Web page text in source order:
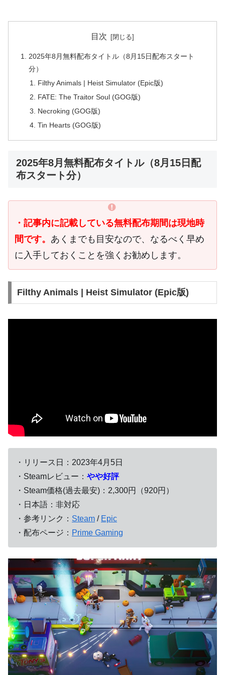
目次
2025年8月無料配布タイトル（8月15日配布スタート
分）
Filthy Animals | Heist Simulator (Epic版)
FATE: The Traitor Soul (GOG版)
Necroking (GOG版)
Tin Hearts (GOG版)
2025年8月無料配布タイトル（8月15日配
布スタート分）
・記事内に記載している無料配布期間は現地時
間です。 あくまでも目安なので、なるべく早め
に入手しておくことを強くお勧めします。
Filthy Animals | Heist Simulator (Epic版)
・リリース日：2023年4月5日
・Steamレビュー： やや好評
・Steam価格(過去最安)：2,300円（920円）
・日本語：非対応
・参考リンク： Steam / Epic
・配布ページ： Prime Gaming